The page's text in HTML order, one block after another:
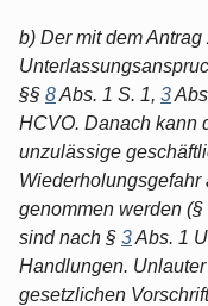
b) Der mit dem
§§ 8Abs. 1 S. 1, 3
HCVO. Danach kann
unzulässige
Wiederholungsgefahr
genommen werden (§
sind nach § 3Abs. 1
Handlungen.
gesetzlichen